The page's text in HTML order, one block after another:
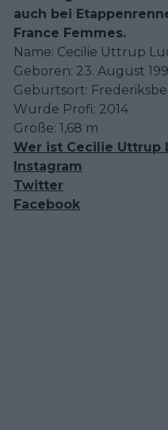
auch bei
France Femmes.
Name: Cecilie Uttrup
Geboren: 23. August
Geburtsort:
Wurde Profi: 2014
Größe: 1,68 m
Wer ist Cecilie Uttrup
Instagram
Twitter
Facebook